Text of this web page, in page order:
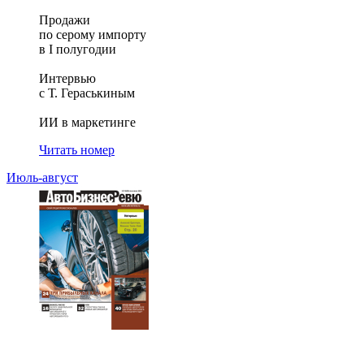
Продажи
по серому импорту
в I полугодии
Интервью
с Т. Гераськиным
ИИ в маркетинге
Читать номер
Июль-август